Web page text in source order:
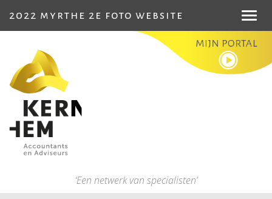
2022 myrthe 2e foto website
‘Een netwerk van specialisten’